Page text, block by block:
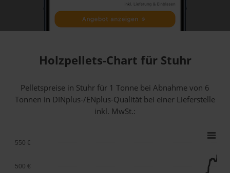
Holzpellets-Chart für Stuhr
Pelletspreise in Stuhr für 1 Tonne bei Abnahmevon 6
Tonnen in DINplus-/ENplus-Qualität bei einer Lieferstelle
inkl. MwSt.:
500 €
550 €